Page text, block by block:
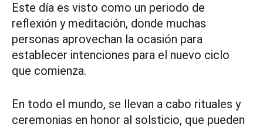
Este día es visto como un periodo de
reflexión y meditación, donde muchas
personas aprovechan la ocasión para
establecer intenciones para el nuevo ciclo
que comienza.
En todo el mundo, se llevan a cabo rituales y
ceremonias en honor al solsticio, que pueden